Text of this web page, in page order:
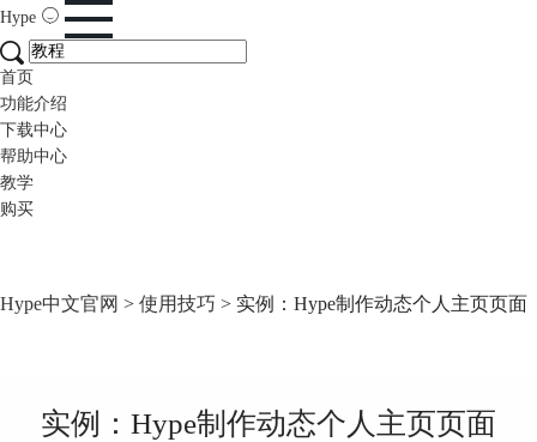
Hype
首页
功能介绍
下载中心
帮助中心
教学
购买
Hype中文官网 > 使用技巧 > 实例：Hype制作动态个人主页页面
实例：Hype制作动态个人主页页面